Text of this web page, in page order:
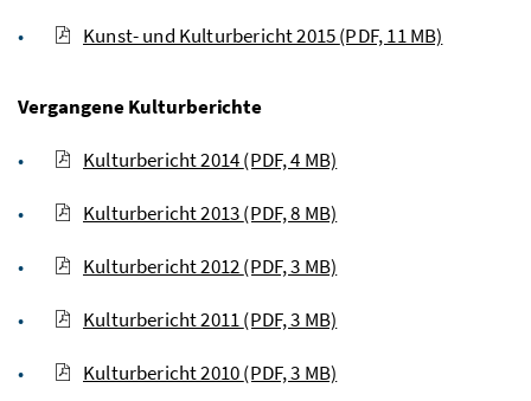
Kunst- und Kulturbericht 2015(PDF, 11 MB)
Vergangene Kulturberichte
Kulturbericht 2014(PDF, 4 MB)
Kulturbericht 2013(PDF, 8 MB)
Kulturbericht 2012(PDF, 3 MB)
Kulturbericht 2011(PDF, 3 MB)
Kulturbericht 2010(PDF, 3 MB)